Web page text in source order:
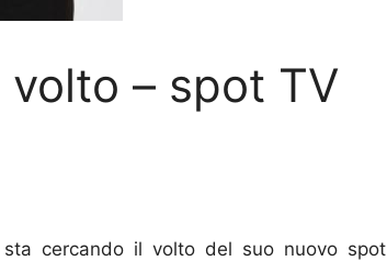
– spot TV
sta cercando il volto del suo nuovo spot